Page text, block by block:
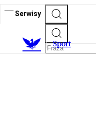
Serwisy
Sport